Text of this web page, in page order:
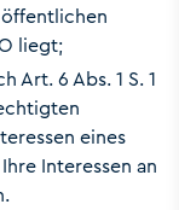
liegt;
Art. 6 Abs. 1 S. 1
eines
Interessen an